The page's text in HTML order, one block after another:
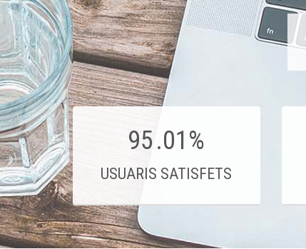
95.01%
USUARIS SATISFETS